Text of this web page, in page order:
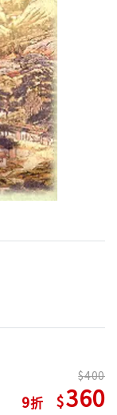
9
400
360